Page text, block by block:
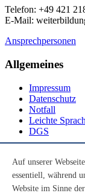
Telefon: +49 421
E-Mail:
Ansprechpersonen
Allgemeines
Impressum
Datenschutz
Notfall
Leichte
DGS
Youtube
Instagram
Auf unserer
essentiell, während
Website im Sinne